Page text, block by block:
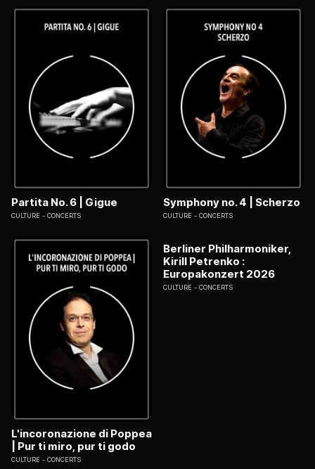
Partita No. 6 | Gigue
CULTURE CONCERTS
Symphony no. 4 | Scherzo
CULTURE CONCERTS
L'incoronazione di Poppea
| Pur ti miro, pur ti godo
CULTURE CONCERTS
Berliner Philharmoniker,
Kirill Petrenko :
Europakonzert 2026
CULTURE CONCERTS